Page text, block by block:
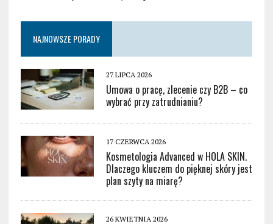
NAJNOWSZE PORADY
27 LIPCA 2026
Umowa o pracę, zlecenie czy B2B – co
wybrać przy zatrudnianiu?
17 CZERWCA 2026
Kosmetologia Advanced w HOLA SKIN.
Dlaczego kluczem do pięknej skóry jest
plan szyty na miarę?
26 KWIETNIA 2026